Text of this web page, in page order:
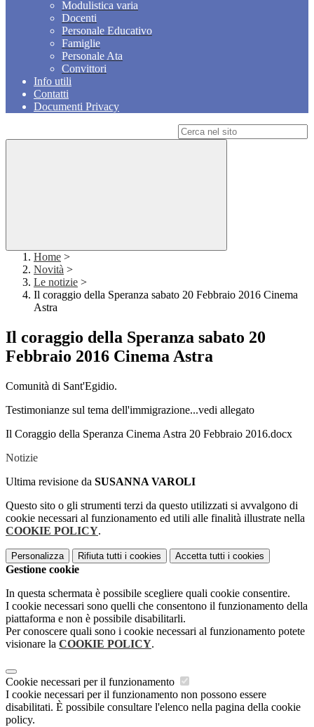
Modulistica varia
Docenti
Personale Educativo
Famiglie
Personale Ata
Convittori
Info utili
Contatti
Documenti Privacy
Home >
Novità >
Le notizie >
Il coraggio della Speranza sabato 20 Febbraio 2016 Cinema
Astra
Il coraggio della Speranza sabato 20
Febbraio 2016 Cinema Astra
Comunità di Sant'Egidio.
Testimonianze sul tema dell'immigrazione...vedi allegato
Il Coraggio della Speranza Cinema Astra 20 Febbraio 2016.docx
Notizie
Ultima revisione da SUSANNA VAROLI
Questo sito o gli strumenti terzi da questo utilizzati si avvalgono di
cookie necessari al funzionamento ed utili alle finalità illustrate nella
COOKIE POLICY.
Personalizza Rifiuta tutti i cookies Accetta tutti i cookies
Gestione cookie
In questa schermata è possibile scegliere quali cookie consentire.
I cookie necessari sono quelli che consentono il funzionamento della
piattaforma e non è possibile disabilitarli.
Per conoscere quali sono i cookie necessari al funzionamento potete
visionare la COOKIE POLICY.
Cookie necessari per il funzionamento
I cookie necessari per il funzionamento non possono essere
disabilitati. È possibile consultare l'elenco nella pagina della cookie
policy.